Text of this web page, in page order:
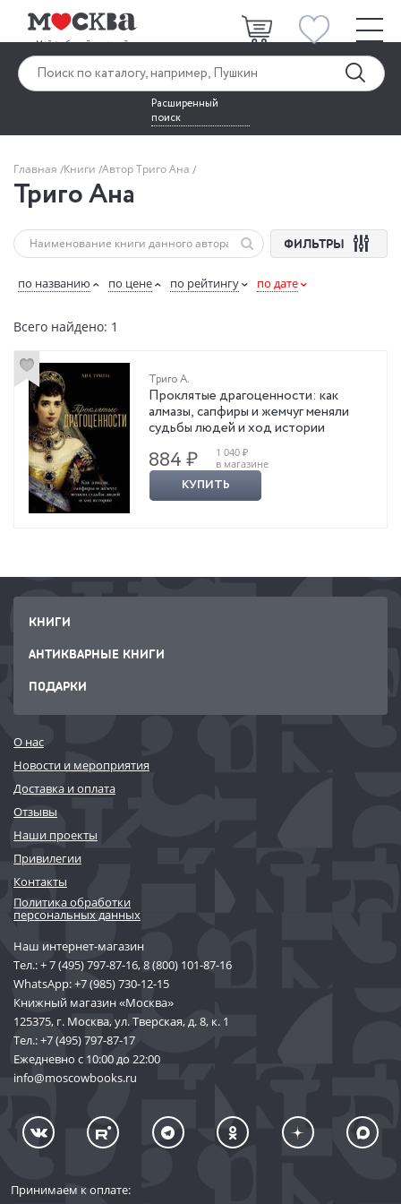
Расширенный
поиск
Главная Книги Автор Триго Ана
Триго Ана
ФИЛЬТРЫ
по названию по цене по рейтингу по дате
Всего найдено: 1
Триго А.
Проклятые драгоценности: как
алмазы, сапфиры и жемчуг меняли
судьбы людей и ход истории
884 ₽
1 040 ₽
в магазине
КУПИТЬ
КНИГИ
АНТИКВАРНЫЕ КНИГИ
ПОДАРКИ
О нас
Новости и мероприятия
Доставка и оплата
Отзывы
Наши проекты
Привилегии
Контакты
Политика обработки
персональных данных
Наш интернет-магазин
Тел.:+ 7 (495) 797-87-16,8 (800) 101-87-16
WhatsApp:+7 (985) 730-12-15
Книжный магазин «Москва»
125375, г. Москва, ул. Тверская, д. 8, к. 1
Тел.:+7 (495) 797-87-17
Ежедневно с 10:00 до 22:00
info@moscowbooks.ru
Принимаем к оплате: